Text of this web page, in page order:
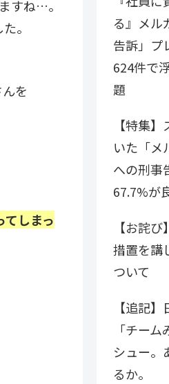
すね…。
。
を
しまっ
る』メル
告訴」プ
624件で
題
【特集
いた「メ
への刑事
67.7%が
【お詫
措置を講
ついて
【追記
「チー
シュー。
るか。